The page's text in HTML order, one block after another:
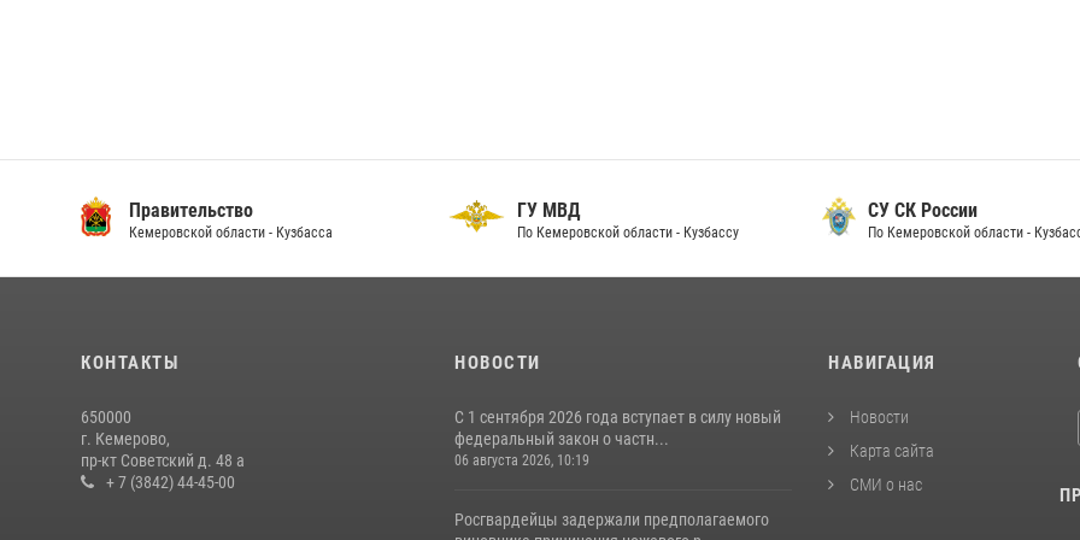
Правительство
Кемеровской области - Кузбасса
ГУ МВД
По Кемеровской области - Кузбассу
СУ СК России
По Кемеровской области -
КОНТАКТЫ
650000
г. Кемерово,
пр-кт Советский д. 48 а
+ 7 (3842) 44-45-00
НОВОСТИ
С 1 сентября 2026 года вступает в силу новый
федеральный закон о частн...
06 августа 2026, 10:19
Росгвардейцы задержали предполагаемого
НАВИГАЦИЯ
Новости
Карта сайта
СМИ о нас